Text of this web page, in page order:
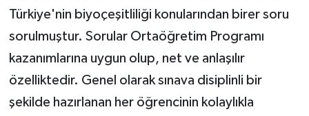
Türkiye'nin biyoçeşitliliği konularından birer soru
sorulmuştur. Sorular Ortaöğretim Programı
kazanımlarına uygun olup, net ve anlaşılır
özelliktedir. Genel olarak sınava disiplinli bir
şekilde hazırlanan her öğrencinin kolaylıkla